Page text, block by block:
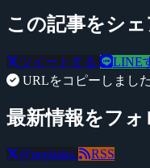
この記事をシ
ツイートする LINE
URLをコピーしました
最新情報をフォ
@negitaku RSS